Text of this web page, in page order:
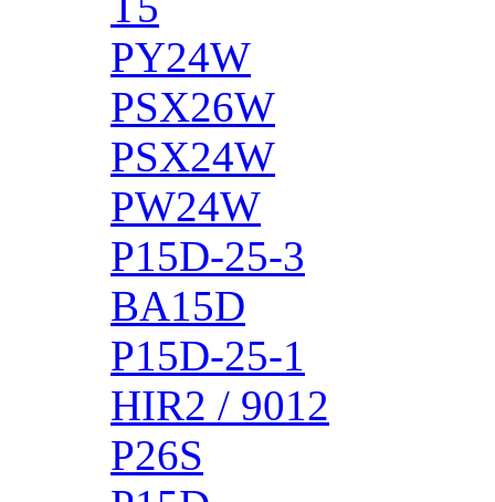
PY24W
PSX26W
PSX24W
PW24W
P15D-25-3
BA15D
P15D-25-1
HIR2 / 9012
P26S